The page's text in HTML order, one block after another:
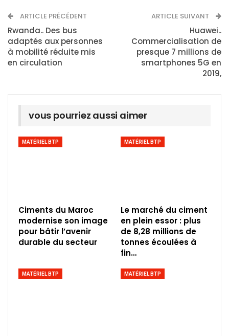
ARTICLE PRÉCÉDENT
Rwanda.. Des bus
adaptés aux personnes
à mobilité réduite mis
en circulation
ARTICLE SUIVANT
Huawei..
Commercialisation de
presque 7 millions de
smartphones 5G en
2019,
vous pourriez aussi aimer
MATÉRIEL BTP
Ciments du Maroc
modernise son image
pour bâtir l’avenir
durable du secteur
MATÉRIEL BTP
Le marché du ciment
en plein essor : plus
de 8,28 millions de
tonnes écoulées à
fin…
MATÉRIEL BTP MATÉRIEL BTP